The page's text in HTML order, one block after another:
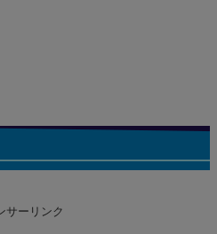
サーリンク